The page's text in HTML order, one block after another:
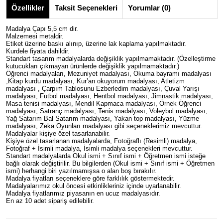
Özellikler Taksit Seçenekleri Yorumlar (0)
Madalya Çapı 5,5 cm dir.
Malzemesi metaldir.
Etiket üzerine baskı alınıp, üzerine lak kaplama yapılmaktadır.
Kurdele fiyata dahildir.
Standart tasarım madalyalarda değişiklik yapılmamaktadır. (Özelleştirme
kutucukları çıkmayan ürünlerde değişiklik yapılmamaktadır.)
Öğrenci madalyaları, Mezuniyet madalyası, Okuma bayramı madalyası
,Kitap kurdu madalyası, Kur’an okuyorum madalyası, Atletizm
madalyası , Çarpım Tablosunu Ezberledim madalyası, Çuval Yarışı
madalyası, Futbol madalyası, Hentbol madalyası, Jimnastik madalyası,
Masa tenisi madalyası, Mendil Kapmaca madalyası, Örnek Öğrenci
madalyası, Satranç madalyası, Tenis madalyası, Voleybol madalyası,
Yağ Satarım Bal Satarım madalyası, Yakan top madalyası, Yüzme
madalyası, Zeka Oyunları madalyası gibi seçeneklerimiz mevcuttur.
Madalyalar kişiye özel tasarlanabilir.
Kişiye özel tasarlanan madalyalarda, Fotoğraflı (Resimli) madalya,
Fotoğraf + İsimli madalya, İsimli madalya seçenekleri mevcuttur.
Standart madalyalarda Okul ismi + Sınıf ismi + Öğretmen ismi isteğe
bağlı olarak değiştirilir. Bu bilgilerden (Okul ismi + Sınıf ismi + Öğretmen
ismi) herhangi biri yazılmamışsa o alan boş bırakılır.
Madalya fiyatları seçeneklere göre farklılık göstermektedir.
Madalyalarımız okul öncesi etkinlikleriniz içinde uyarlanabilir.
Madalya fiyatlarımız piyasanın en ucuz madalyasıdır.
En az 10 adet sipariş edilebilir.